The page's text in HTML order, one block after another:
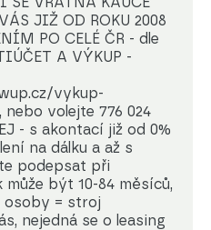
JIŽ OD ROKU 2008
PO CELÉ ČR - dle
A VÝKUP -
vykup-
volejte 776 024
- s akontací již od 0%
na dálku a až s
podepsat při
být 10-84 měsíců,
osoby = stroj
nejedná se o leasing